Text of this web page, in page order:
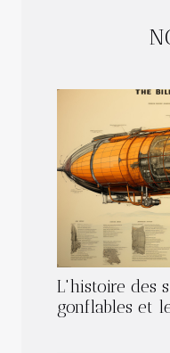
L'histoire des
gonflables et